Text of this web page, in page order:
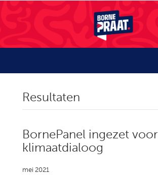
Resultaten
BornePanel ingezet voor
klimaatdialoog
mei 2021